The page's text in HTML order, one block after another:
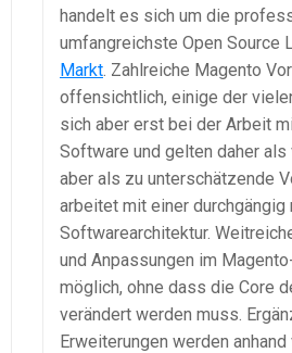
handelt es sich um die
umfangreichste Open Source
Markt. Zahlreiche Magento
offensichtlich, einige der
sich aber erst bei der Arbeit
Software und gelten daher
aber als zu unterschätzende
arbeitet mit einer durchgängig
Softwarearchitektur.
und Anpassungen im
möglich, ohne dass die Core
verändert werden muss.
Erweiterungen werden